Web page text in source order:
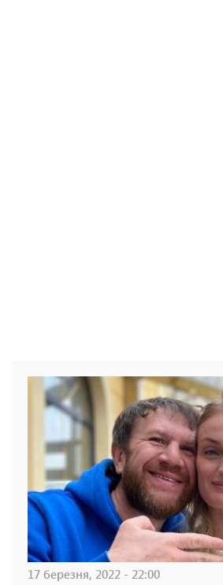
17 березня, 2022 - 22:00